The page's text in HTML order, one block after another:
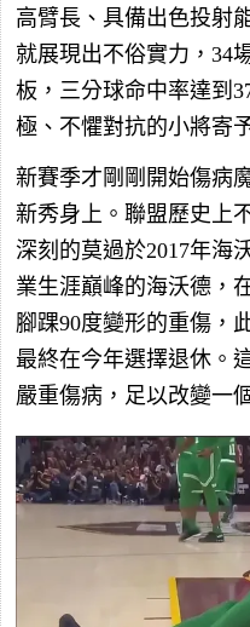
高臂長、具備出色投射
就展現出不俗實力，34
板，三分球命中率達到
極、不懼對抗的小將寄
新賽季才剛剛開始傷病
新秀身上。聯盟歷史上
深刻的莫過於2017年海
業生涯巔峰的海沃德，
腳踝90度變形的重傷，
最終在今年選擇退休。
嚴重傷病，足以改變一